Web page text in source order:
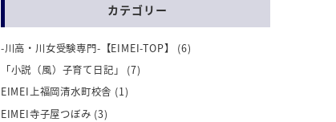
カテゴリー
-川高・川女受験専門-【EIMEI-TOP】
(6)
「小説（風）子育て日記」
(7)
EIMEI上福岡清水町校舎 (1)
EIMEI寺子屋つぼみ (3)